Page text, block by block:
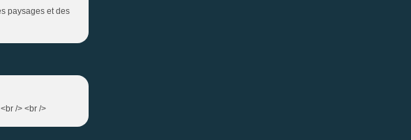
paysages et des
/> <br />